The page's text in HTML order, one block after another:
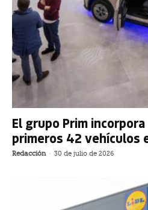
El grupo Prim
primeros 42 vehículos
Redacción - 30 de julio de 2026